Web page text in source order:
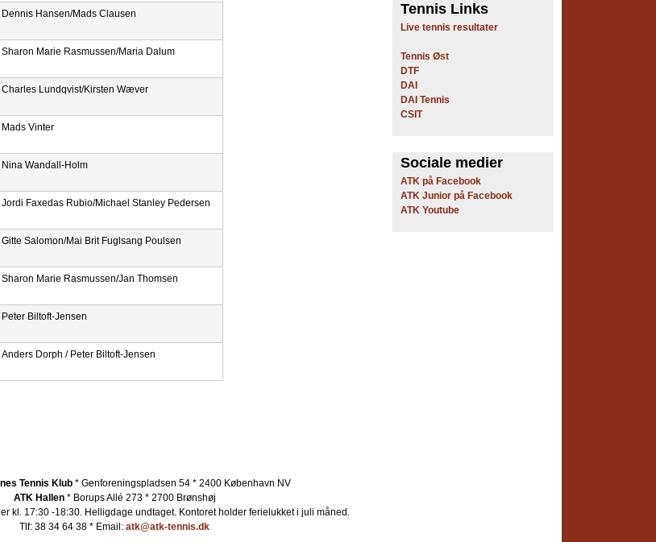
Dennis Hansen/Mads Clausen
Sharon Marie Rasmussen/Maria Dalum
Charles Lundqvist/Kirsten Wæver
Mads Vinter
Nina Wandall-Holm
Jordi Faxedas Rubio/Michael Stanley Pedersen
Gitte Salomon/Mai Brit Fuglsang Poulsen
Sharon Marie Rasmussen/Jan Thomsen
Peter Biltoft-Jensen
Anders Dorph / Peter Biltoft-Jensen
Tennis Links
Live tennis resultater
Tennis Øst
DTF
DAI
DAI Tennis
CSIT
Sociale medier
ATK på Facebook
ATK Junior på Facebook
ATK Youtube
Tennis Klub * Genforeningspladsen 54 * 2400 København NV
ATK Hallen* Borups Allé 273 * 2700 Brønshøj
kl. 17:30 -18:30. Helligdage undtaget. Kontoret holder ferielukket i juli måned.
Tlf: 38 34 64 38 * Email: atk@atk-tennis.dk